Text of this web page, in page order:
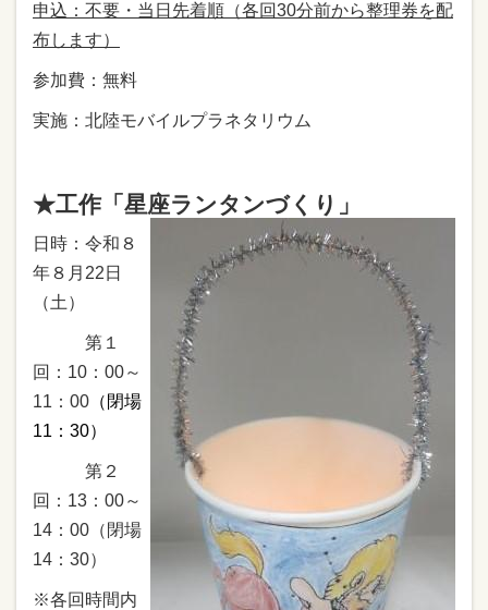
申込：不要・当日先着順（各回30分前から整理券を配
布します）
参加費：無料
実施：北陸モバイルプラネタリウム
★工作「星座ランタンづくり」
日時：令和８
年８月22日
（土）
第１
回：10：00～
11：00 （閉場
11：30）
第２
回：13：00～
14：00（閉場
14：30）
※各回時間内